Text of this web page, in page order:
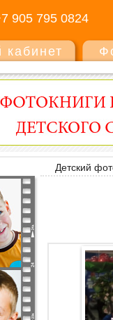
905 795 0824
кабинет
Детский